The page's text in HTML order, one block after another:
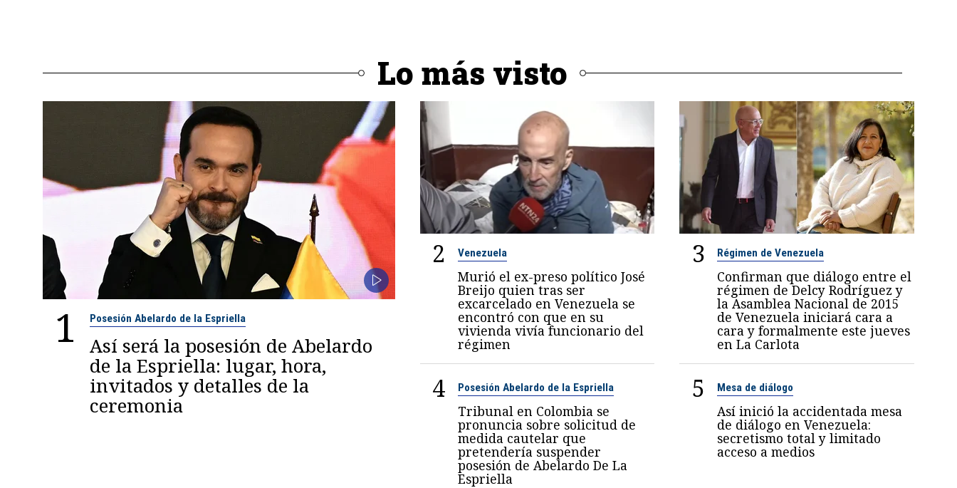
Lo más visto
1 Posesión Abelardo de la Espriella
Así será la posesión de Abelardo
de la Espriella: lugar, hora,
invitados y detalles de la
ceremonia
2 Venezuela
Murió el ex-preso político José
Breijo quien tras ser
excarcelado en Venezuela se
encontró con que en su
vivienda vivía funcionario del
régimen
3 Régimen de Venezuela
Confirman que diálogo entre el
régimen de Delcy Rodríguez y
la Asamblea Nacional de 2015
de Venezuela iniciará cara a
cara y formalmente este jueves
en La Carlota
4 Posesión Abelardo de la Espriella
Tribunal en Colombia se
pronuncia sobre solicitud de
medida cautelar que
pretendería suspender
posesión de Abelardo De La
Espriella
5 Mesa de diálogo
Así inició la accidentada mesa
de diálogo en Venezuela:
secretismo total y limitado
acceso a medios